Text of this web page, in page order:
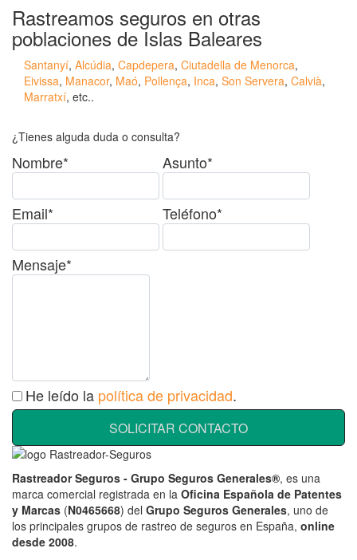
Rastreamos seguros en otras
poblaciones de Islas Baleares
Santanyí, Alcúdia, Capdepera, Ciutadella de Menorca,
Eivissa, Manacor, Maó, Pollença, Inca, Son Servera, Calvià,
Marratxí, etc..
¿Tienes alguda duda o consulta?
Nombre* Asunto*
Email* Teléfono*
Mensaje*
He leído la política de privacidad.
SOLICITAR CONTACTO
Rastreador Seguros - Grupo Seguros Generales®, es una
marca comercial registrada en la Oficina Española de Patentes
y Marcas (N0465668) del Grupo Seguros Generales, uno de
los principales grupos de rastreo de seguros en España, online
desde 2008.